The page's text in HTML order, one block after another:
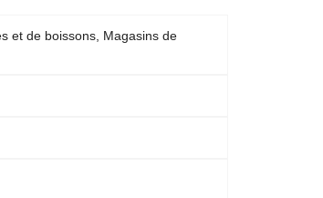
et de boissons, Magasins de